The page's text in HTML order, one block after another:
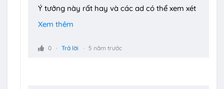
Ý tưởng này rất hay và các ad có thể xem xét
thêm vào FAQ:
steam_api64.dll, hay file exe chạy game nên
Xem thêm
0 Trả lời 5 năm trước